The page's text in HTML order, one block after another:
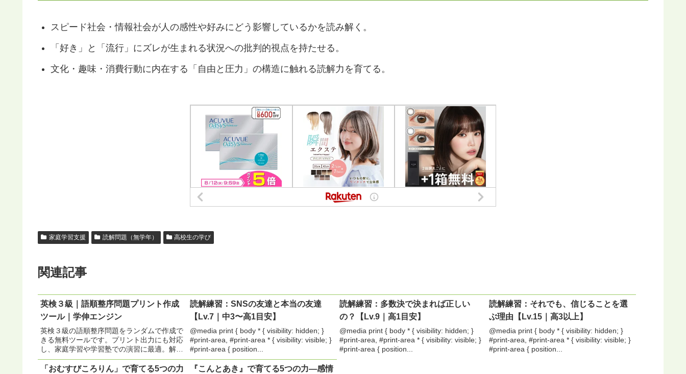
スピード社会・情報社会が人の感性や好みにどう影響しているかを読み解く。
「好き」と「流行」にズレが生まれる状況への批判的視点を持たせる。
文化・趣味・消費行動に内在する「自由と圧力」の構造に触れる読解力を育てる。
家庭学習支援 読解問題（無学年） 高校生の学び
関連記事
英検３級｜語順整序問題プリント作成
ツール｜学伸エンジン
英検３級の語順整序問題をランダムで作成で
きる無料ツールです。プリント出力にも対応
し、家庭学習や学習塾での演習に最適。解
説・模範解答付き。英検3級 語順整序問題
body{font-family:sans-serif;padding:20px...
読解練習：SNSの友達と本当の友達
【Lv.7｜中3〜高1目安】
@media print { body * { visibility: hidden; }
#print-area, #print-area * { visibility: visible; }
#print-area { position...
読解練習：多数決で決まれば正しい
の？【Lv.9｜高1目安】
@media print { body * { visibility: hidden; }
#print-area, #print-area * { visibility: visible; }
#print-area { position...
読解練習：それでも、信じることを選
ぶ理由【Lv.15｜高3以上】
@media print { body * { visibility: hidden; }
#print-area, #print-area * { visibility: visible; }
#print-area { position...
「おむすびころりん」で育てる5つの力
『こんとあき』で育てる5つの力―感情